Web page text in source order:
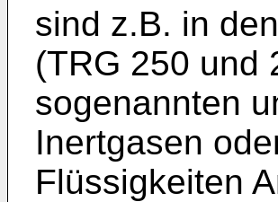
sind z.B. in
(TRG 250 und
sogenannten
Inertgasen
Flüssigkeiten